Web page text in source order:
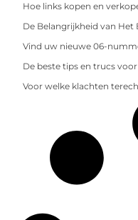
Hoe links kopen en
De Belangrijkheid van Het
Vind uw nieuwe 06-
De beste tips en trucs
Voor welke klachten